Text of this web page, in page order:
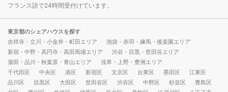
フランス語で24時間受付けています。
東京都のシェアハウスを探す
吉祥寺・立川・小金井・町田エリア
池袋・赤羽・練馬・後楽園エリア
新宿・中野・高円寺・高田馬場エリア
渋谷・目黒・世田谷エリア
蒲田・品川・秋葉原・青山エリア
浅草・上野・豊洲エリア
千代田区
中央区 港区 新宿区 文京区 台東区 墨田区
江東区
品川区
目黒区 大田区 世田谷区 渋谷区 中野区 杉並区
豊島区